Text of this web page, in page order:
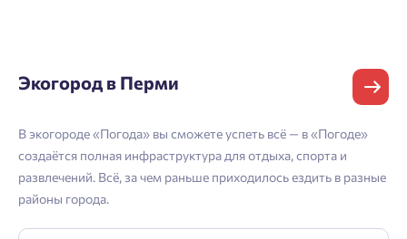
Email
Экогород в Перми
В экогороде «Погода» вы сможете успеть всё — в «Погоде»
создаётся полная инфраструктура для отдыха, спорта и
развлечений. Всё, за чем раньше приходилось ездить в разные
районы города.
Личный кабинет
Введите номер телефона, чтобы войти или
зарегистрироваться.
Личный кабинет
Мы отправили код на номер .